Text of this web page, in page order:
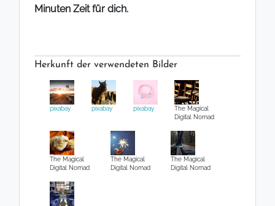
Minuten Zeit für dich.
Herkunft der verwendeten Bilder
pixabay pixabay pixabay
The Magical
Digital Nomad
The Magical
Digital Nomad
The Magical
Digital Nomad
The Magical
Digital Nomad